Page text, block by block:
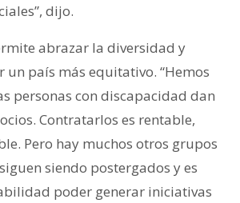
dijo.
abrazar la diversidad y
país más equitativo. “Hemos
personas con discapacidad dan
Contratarlos es rentable,
Pero hay muchos otros grupos
siendo postergados y es
poder generar iniciativas